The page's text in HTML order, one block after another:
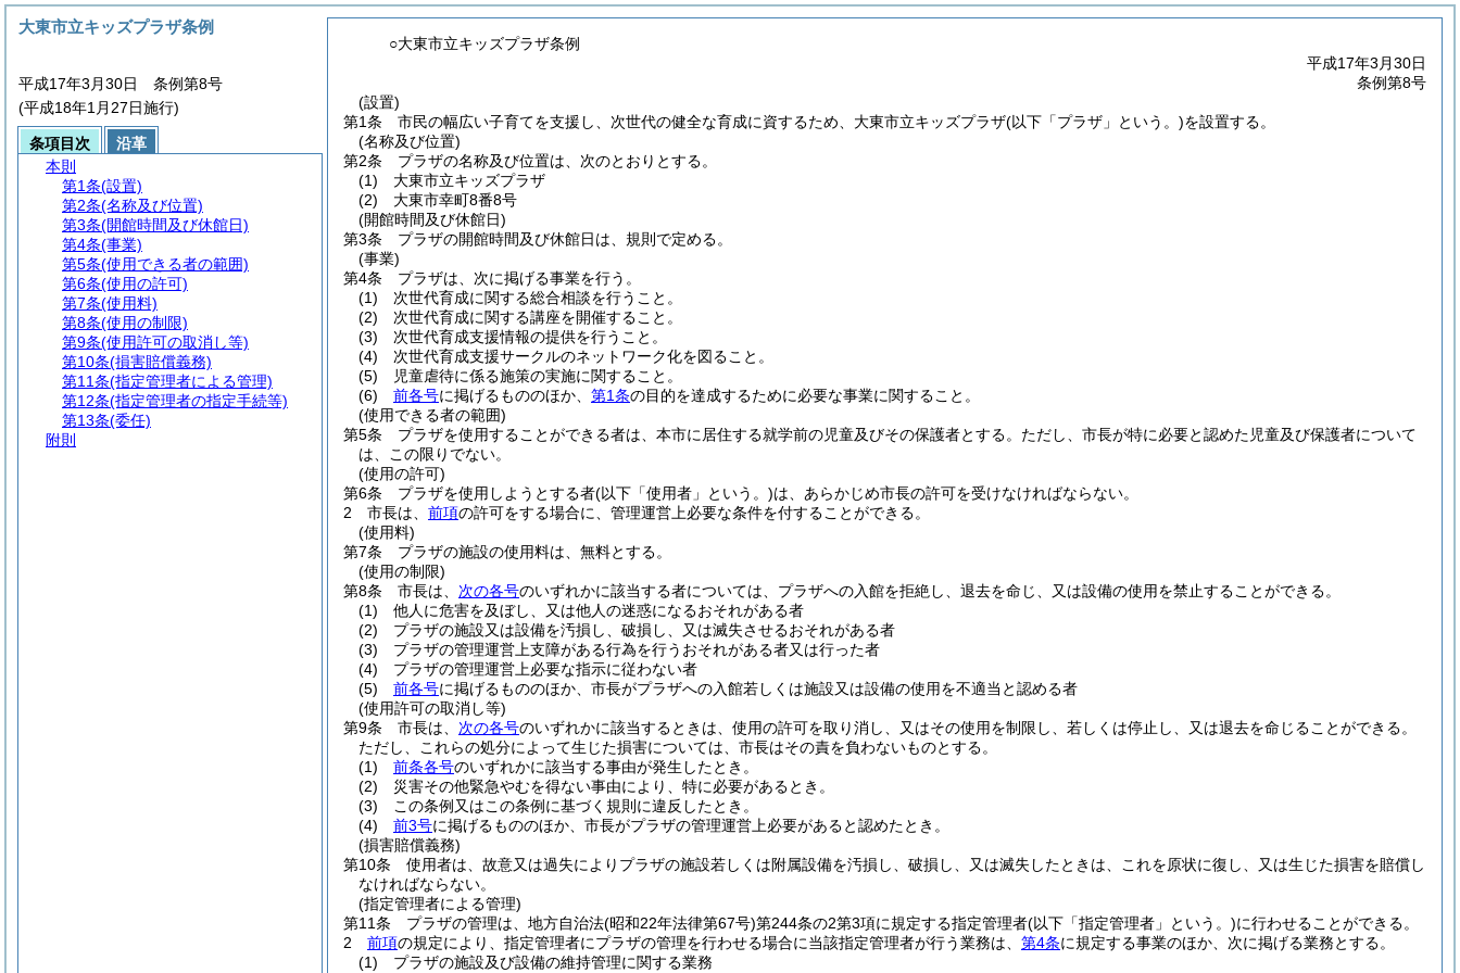
○大東市立キッズプラザ条例
平成17年3月30日
条例第8号
(設置)
第1条
市民の幅広い子育てを支援し、次世代の健全な育成に資するため、大東市立キッズプラザ(以下「プラザ」という。)を設置する。
(名称及び位置)
第2条
プラザの名称及び位置は、次のとおりとする。
(1)
大東市立キッズプラザ
(2)
大東市幸町8番8号
(開館時間及び休館日)
第3条
プラザの開館時間及び休館日は、規則で定める。
(事業)
第4条
プラザは、次に掲げる事業を行う。
(1)
次世代育成に関する総合相談を行うこと。
(2)
次世代育成に関する講座を開催すること。
(3)
次世代育成支援情報の提供を行うこと。
(4)
次世代育成支援サークルのネットワーク化を図ること。
(5)
児童虐待に係る施策の実施に関すること。
(6)
前各号に掲げるもののほか、 第1条の目的を達成するために必要な事業に関すること。
(使用できる者の範囲)
第5条
プラザを使用することができる者は、本市に居住する就学前の児童及びその保護者とする。 ただし、市長が特に必要と認めた児童及び保護者について
は、この限りでない。
(使用の許可)
第6条
プラザを使用しようとする者(以下「使用者」という。)は、あらかじめ市長の許可を受けなければならない。
2
市長は、 前項の許可をする場合に、管理運営上必要な条件を付することができる。
(使用料)
第7条
プラザの施設の使用料は、無料とする。
(使用の制限)
第8条
市長は、 次の各号のいずれかに該当する者については、プラザへの入館を拒絶し、退去を命じ、又は設備の使用を禁止することができる。
(1)
他人に危害を及ぼし、又は他人の迷惑になるおそれがある者
(2)
プラザの施設又は設備を汚損し、破損し、又は滅失させるおそれがある者
(3)
プラザの管理運営上支障がある行為を行うおそれがある者又は行った者
(4)
プラザの管理運営上必要な指示に従わない者
(5)
前各号に掲げるもののほか、市長がプラザへの入館若しくは施設又は設備の使用を不適当と認める者
(使用許可の取消し等)
第9条
市長は、 次の各号のいずれかに該当するときは、使用の許可を取り消し、又はその使用を制限し、若しくは停止し、又は退去を命じることができる。
ただし、これらの処分によって生じた損害については、市長はその責を負わないものとする。
(1)
前条各号のいずれかに該当する事由が発生したとき。
(2)
災害その他緊急やむを得ない事由により、特に必要があるとき。
(3)
この条例又はこの条例に基づく規則に違反したとき。
(4)
前3号に掲げるもののほか、市長がプラザの管理運営上必要があると認めたとき。
(損害賠償義務)
第10条
使用者は、故意又は過失によりプラザの施設若しくは附属設備を汚損し、破損し、又は滅失したときは、これを原状に復し、又は生じた損害を賠償し
なければならない。
(指定管理者による管理)
第11条
プラザの管理は、地方自治法(昭和22年法律第67号)第244条の2第3項に規定する指定管理者(以下「指定管理者」という。)に行わせることができる。
2
前項の規定により、指定管理者にプラザの管理を行わせる場合に当該指定管理者が行う業務は、 第4条に規定する事業のほか、次に掲げる業務とする。
(1)
プラザの施設及び設備の維持管理に関する業務
大東市立キッズプラザ条例
平成17年3月30日 条例第8号
(平成18年1月27日施行)
条項目次
沿革
本則
第1条(設置)
第2条(名称及び位置)
第3条(開館時間及び休館日)
第4条(事業)
第5条(使用できる者の範囲)
第6条(使用の許可)
第7条(使用料)
第8条(使用の制限)
第9条(使用許可の取消し等)
第10条(損害賠償義務)
第11条(指定管理者による管理)
第12条(指定管理者の指定手続等)
第13条(委任)
附則